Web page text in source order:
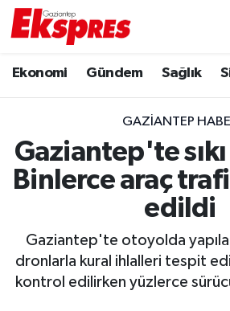
Ekonomi Gündem Sağlık
GAZIANTEP
Gaziantep'te
Binlerce araç
edildi
Gaziantep'te otoyolda
dronlarla kural ihlalleri tespit
kontrol edilirken yüzlerce
Ekonomi
Gaziantep son dakika
Genel
Haberler
Trafik Durumu
Puan Durumu ve Fikstür
Tüm Manşetler
Haber Arşivi